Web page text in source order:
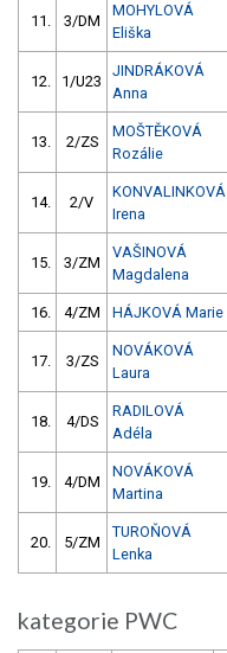
11. 3/DM
MOHYLOVÁ
Eliška
12. 1/U23
JINDRÁKOVÁ
Anna
13. 2/ZS
MOŠTĚKOVÁ
Rozálie
14. 2/V
KONVALINKOVÁ
Irena
15. 3/ZM
VAŠINOVÁ
Magdalena
16. 4/ZM HÁJKOVÁ Marie
17. 3/ZS
NOVÁKOVÁ
Laura
18. 4/DS
RADILOVÁ
Adéla
19. 4/DM
NOVÁKOVÁ
Martina
20. 5/ZM
TUROŇOVÁ
Lenka
kategorie PWC